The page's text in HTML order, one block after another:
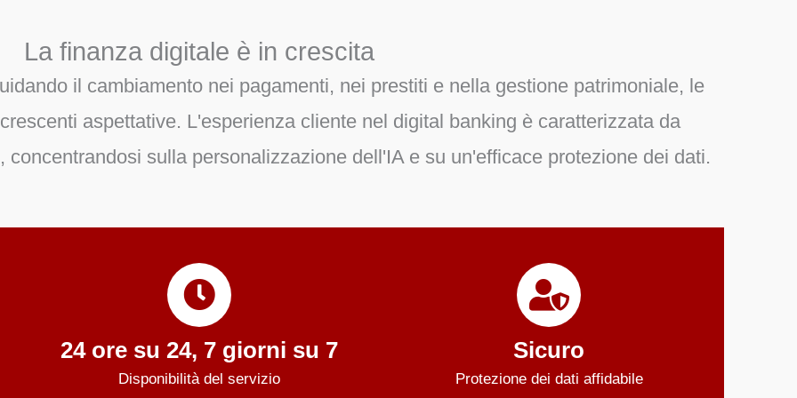
La finanza digitale è in crescita
il cambiamento nei pagamenti, nei prestiti e nella gestione patrimoniale, le
aspettative. L'esperienza cliente nel digital banking è caratterizzata da
, concentrandosi sulla personalizzazione dell'IA e su un'efficace protezione dei dati.
24 ore su 24, 7 giorni su 7
Disponibilità del servizio
Sicuro
Protezione dei dati affidabile